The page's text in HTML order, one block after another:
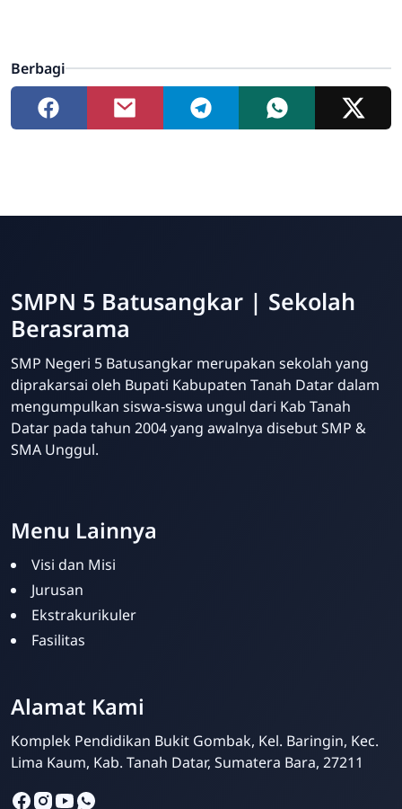
Berbagi
SMPN 5 Batusangkar | Sekolah
Berasrama
SMP Negeri 5 Batusangkar merupakan sekolah yang
diprakarsai oleh Bupati Kabupaten Tanah Datar dalam
mengumpulkan siswa-siswa ungul dari Kab Tanah
Datar pada tahun 2004 yang awalnya disebut SMP &
SMA Unggul.
Menu Lainnya
Visi dan Misi
Jurusan
Ekstrakurikuler
Fasilitas
Alamat Kami
Komplek Pendidikan Bukit Gombak, Kel. Baringin, Kec.
Lima Kaum, Kab. Tanah Datar, Sumatera Bara, 27211